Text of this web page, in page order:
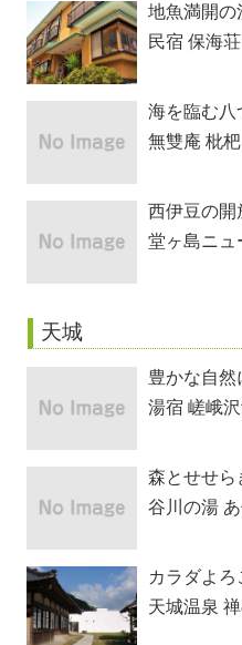
地魚満開の
民宿 保海荘
海を臨む八
無雙庵 枇杷
西伊豆の開
堂ヶ島ニュ
天城
豊かな自然
湯宿 嵯峨
森とせせら
谷川の湯
カラダよ
温泉の宿
天城温泉